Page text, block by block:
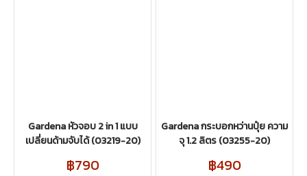
Gardena หัวจอบ 2 in 1 แบบ
เปลี่ยนด้ามจับได้ (03219-20)
฿790
Gardena กระบอกหว่านปุ๋ย ความ
จุ 1.2 ลิตร (03255-20)
฿490